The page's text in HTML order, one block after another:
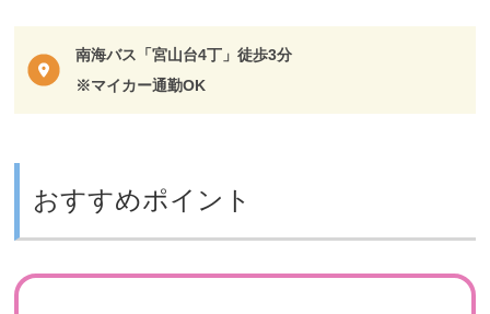
南海バス「宮山台4丁」徒歩3分
※マイカー通勤OK
おすすめポイント